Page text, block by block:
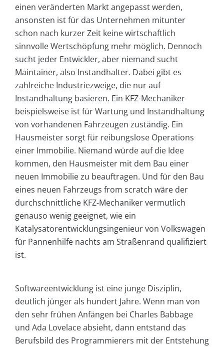
einen veränderten Markt angepasst werden,
ansonsten ist für das Unternehmen mitunter
schon nach kurzer Zeit keine wirtschaftlich
sinnvolle Wertschöpfung mehr möglich. Dennoch
sucht jeder Entwickler, aber niemand sucht
Maintainer, also Instandhalter. Dabei gibt es
zahlreiche Industriezweige, die nur auf
Instandhaltung basieren. Ein KFZ-Mechaniker
beispielsweise ist für Wartung und Instandhaltung
von vorhandenen Fahrzeugen zuständig. Ein
Hausmeister sorgt für reibungslose Operations
einer Immobilie. Niemand würde auf die Idee
kommen, den Hausmeister mit dem Bau einer
neuen Immobilie zu beauftragen. Und für den Bau
eines neuen Fahrzeugs from scratch wäre der
durchschnittliche KFZ-Mechaniker vermutlich
genauso wenig geeignet, wie ein
Katalysatorentwicklungsingenieur von Volkswagen
für Pannenhilfe nachts am Straßenrand qualifiziert
ist.
Softwareentwicklung ist eine junge Disziplin,
deutlich jünger als hundert Jahre. Wenn man von
den sehr frühen Anfängen bei Charles Babbage
und Ada Lovelace absieht, dann entstand das
Berufsbild des Programmierers mit der Entstehung